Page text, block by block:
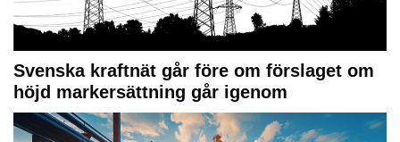
Svenska kraftnät går före om förslaget om
höjd markersättning går igenom